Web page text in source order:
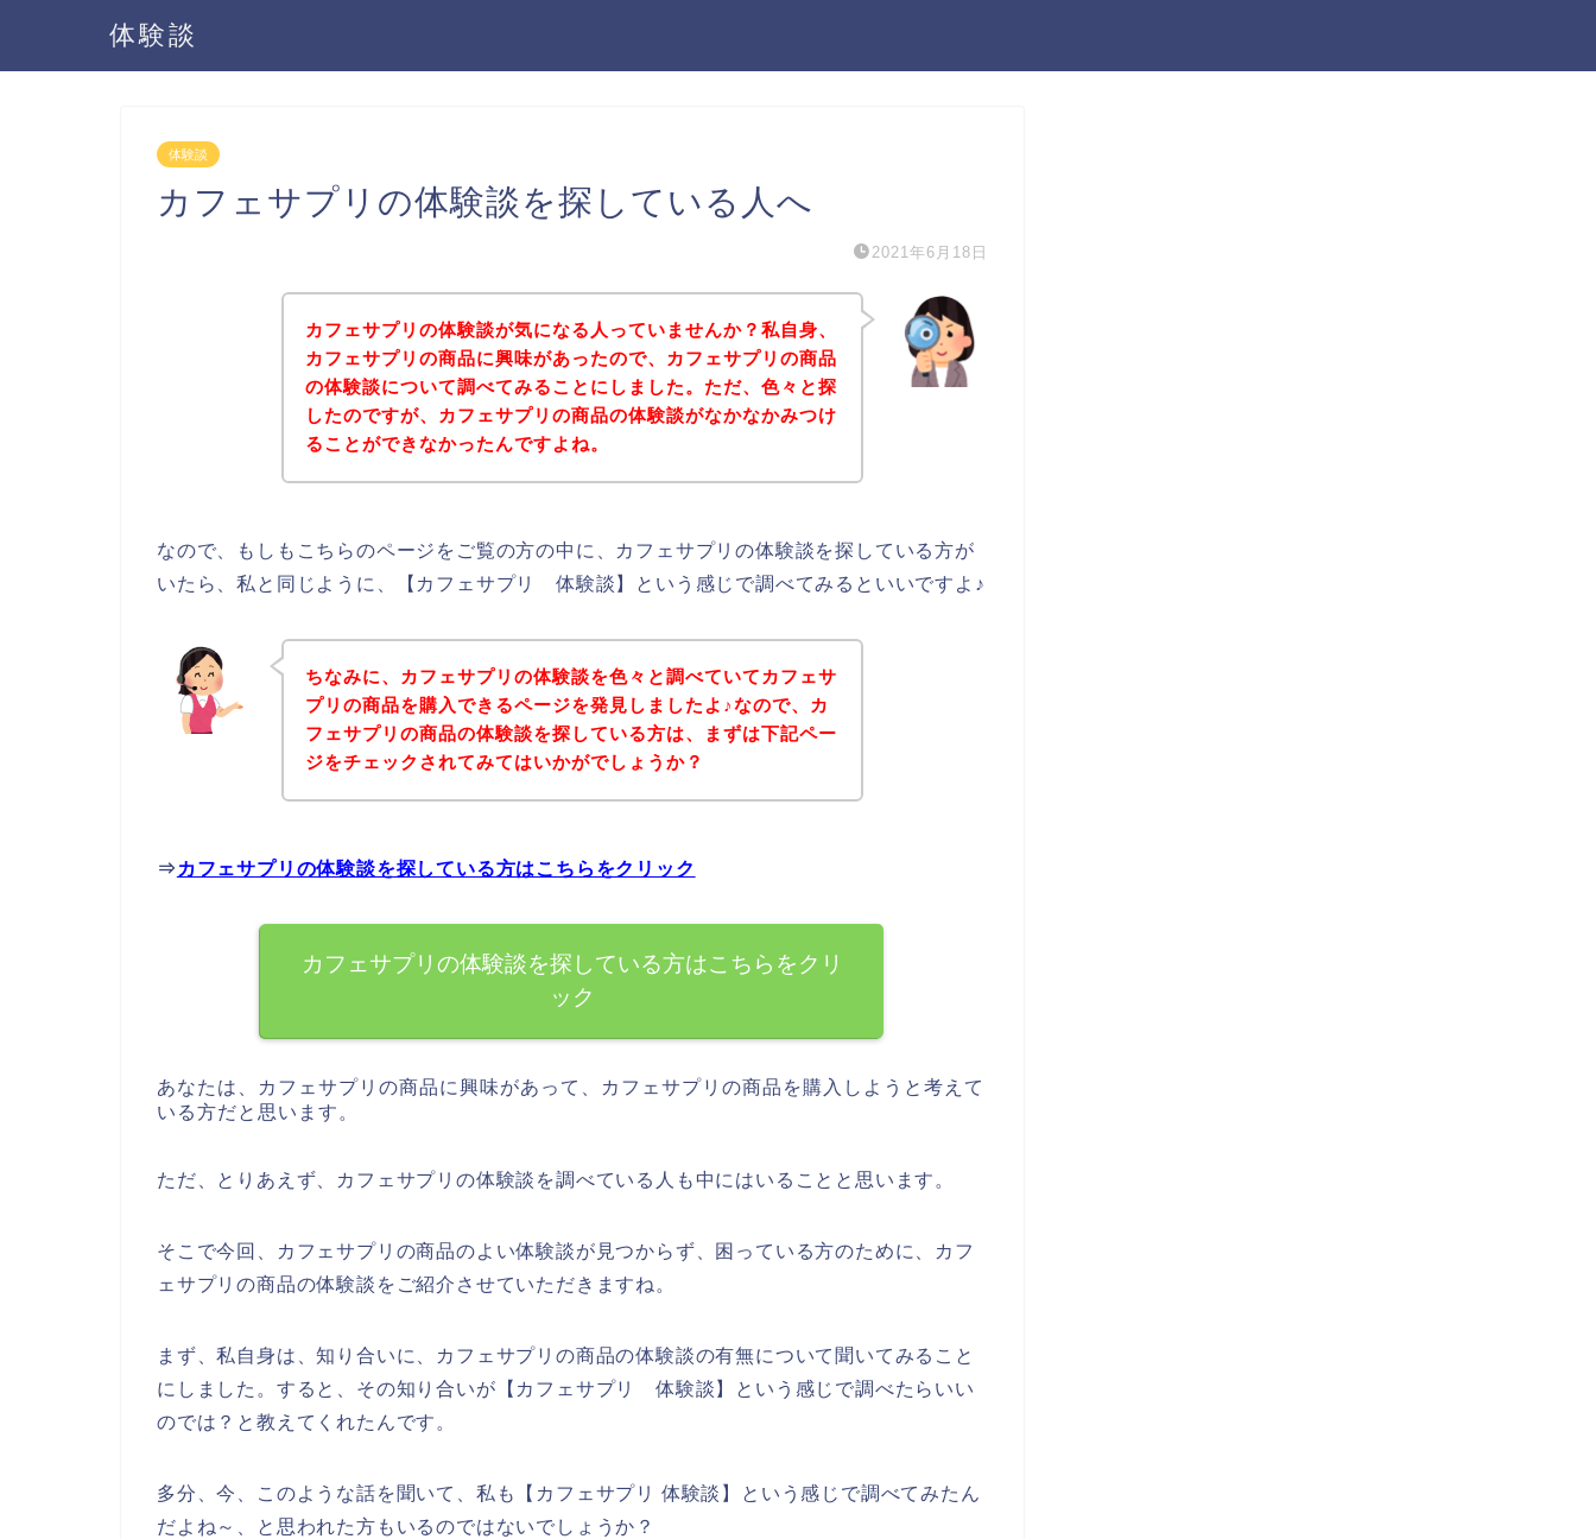
体験談
体験談
カフェサプリの体験談を探している人へ
2021年6月18日
カフェサプリの体験談が気になる人っていませんか？私自身、
カフェサプリの商品に興味があったので、カフェサプリの商品
の体験談について調べてみることにしました。ただ、色々と探
したのですが、カフェサプリの商品の体験談がなかなかみつけ
ることができなかったんですよね。
なので、もしもこちらのページをご覧の方の中に、カフェサプリの体験談を探している方が
いたら、私と同じように、【カフェサプリ 体験談】という感じで調べてみるといいですよ♪
ちなみに、カフェサプリの体験談を色々と調べていてカフェサ
プリの商品を購入できるページを発見しましたよ♪なので、カ
フェサプリの商品の体験談を探している方は、まずは下記ペー
ジをチェックされてみてはいかがでしょうか？
⇒ カフェサプリの体験談を探している方はこちらをクリック
カフェサプリの体験談を探している方はこちらをクリ
ック
あなたは、カフェサプリの商品に興味があって、カフェサプリの商品を購入しようと考えて
いる方だと思います。
ただ、とりあえず、カフェサプリの体験談を調べている人も中にはいることと思います。
そこで今回、カフェサプリの商品のよい体験談が見つからず、困っている方のために、カフ
ェサプリの商品の体験談をご紹介させていただきますね。
まず、私自身は、知り合いに、カフェサプリの商品の体験談の有無について聞いてみること
にしました。すると、その知り合いが【カフェサプリ 体験談】という感じで調べたらいい
のでは？と教えてくれたんです。
多分、今、このような話を聞いて、私も【カフェサプリ 体験談】という感じで調べてみたん
だよね～、と思われた方もいるのではないでしょうか？